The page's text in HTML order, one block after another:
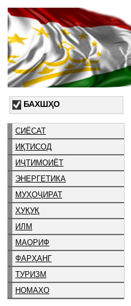
БАХШҲО
СИЁСАТ
ИҚТИСОД
ИҶТИМОИЁТ
ЭНЕРГЕТИКА
МУҲОҶИРАТ
ҲУҚУҚ
ИЛМ
МАОРИФ
ФАРҲАНГ
ТУРИЗМ
НОМАҲО